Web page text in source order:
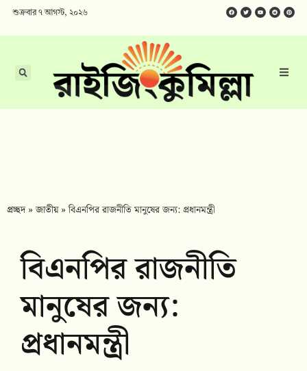
শুক্রবার ৭ আগস্ট, ২০২৬
প্রচ্ছদ»জাতীয়»বিএনপির রাজনীতি মানুষের জন্য: প্রধানমন্ত্রী
বিএনপির রাজনীতি
মানুষের জন্য:
প্রধানমন্ত্রী